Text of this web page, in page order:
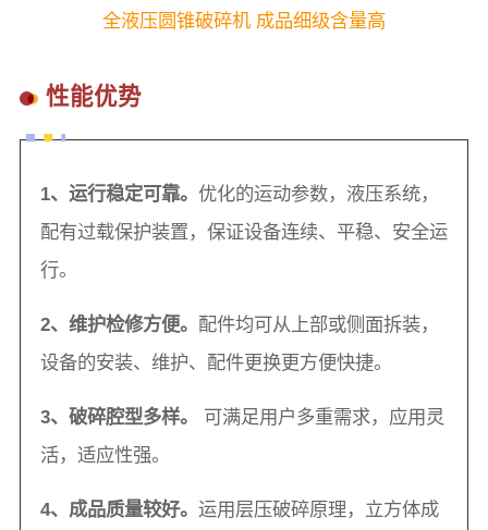
全液压圆锥破碎机 成品细级含量高
性能优势
1、运行稳定可靠。 优化的运动参数，液压系统，
配有过载保护装置，保证设备连续、平稳、安全运
行。
2、维护检修方便。 配件均可从上部或侧面拆装，
设备的安装、维护、配件更换更方便快捷。
3、破碎腔型多样。
可满足用户多重需求，应用灵
活，适应性强。
4、成品质量较好。 运用层压破碎原理，立方体成